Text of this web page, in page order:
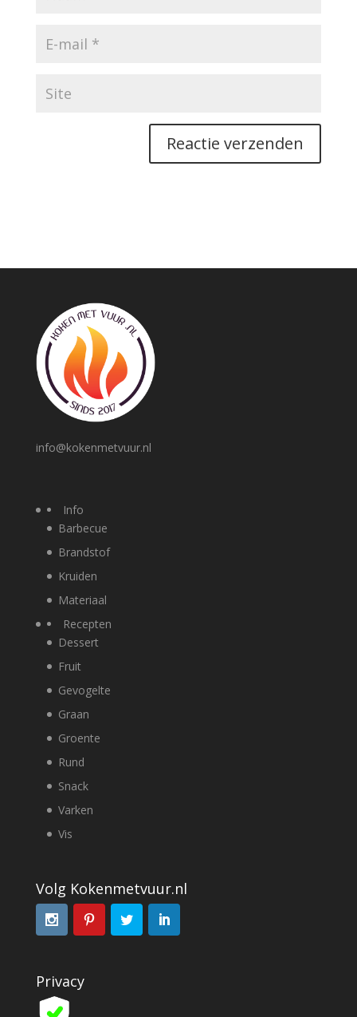
info@kokenmetvuur.nl
Info
Barbecue
Brandstof
Kruiden
Materiaal
Recepten
Dessert
Fruit
Gevogelte
Graan
Groente
Rund
Snack
Varken
Vis
Volg Kokenmetvuur.nl
Privacy